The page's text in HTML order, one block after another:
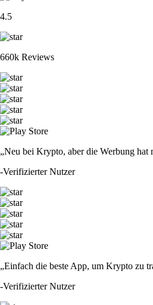
4.5
660k Reviews
„Neu bei Krypto, aber die Werbung
-Verifizierter Nutzer
„Einfach die beste App, um Krypto zu
-Verifizierter Nutzer